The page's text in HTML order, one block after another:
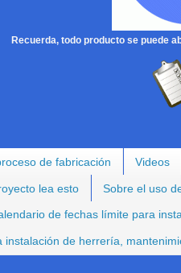
Recuerda, todo producto se puede
de fabricación Videos
lea esto Sobre el uso
de fechas límite para
de herrería,